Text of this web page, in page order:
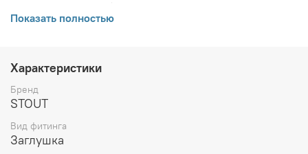
габаритах, внешнем виде и цвете, стране производства
право в любой момент без обязательного извещения
вносить изменения в дизайн и технические
характеристики, не ухудшающие потребительских
свойств товара.
Показать полностью
Характеристики
Бренд
STOUT
Вид фитинга
Заглушка